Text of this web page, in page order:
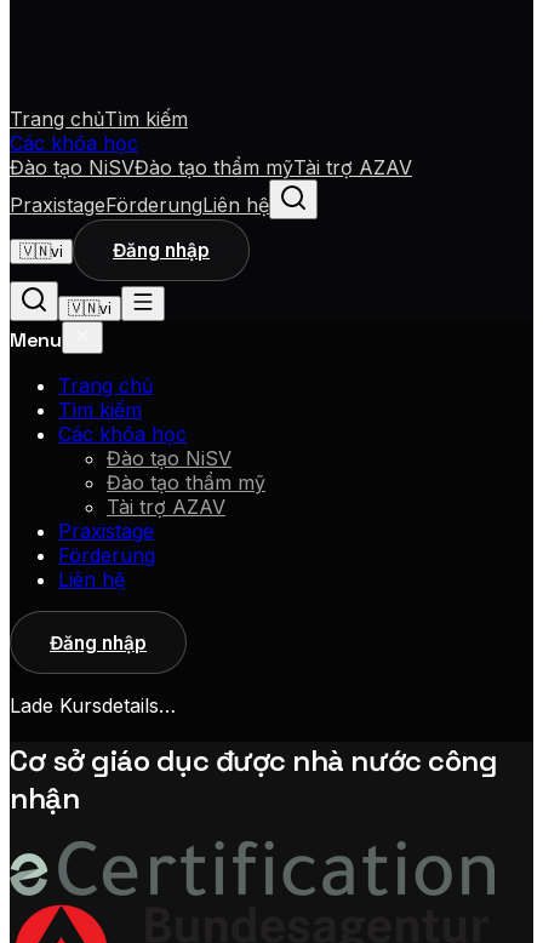
Trang chủTìm kiếm
Các khóa học
Đào tạo NiSVĐào tạo thẩm mỹTài trợ AZAV
PraxistageFörderungLiên hệ
🇻🇳vi Đăng nhập
🇻🇳vi
Menu
Trang chủ
Tìm kiếm
Các khóa học
Đào tạo NiSV
Đào tạo thẩm mỹ
Tài trợ AZAV
Praxistage
Förderung
Liên hệ
Đăng nhập
Lade Kursdetails…
Cơ sở giáo dục được nhà nước công
nhận